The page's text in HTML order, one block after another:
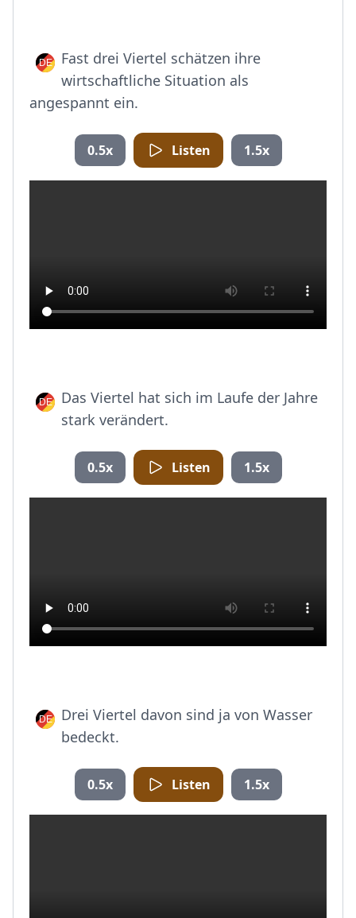
Fast drei Viertel schätzen ihre
wirtschaftliche Situation als
angespannt ein.
0.5x Listen 1.5x
Das Viertel hat sich im Laufe der Jahre
stark verändert.
0.5x Listen 1.5x
Drei Viertel davon sind ja von Wasser
bedeckt.
0.5x Listen 1.5x